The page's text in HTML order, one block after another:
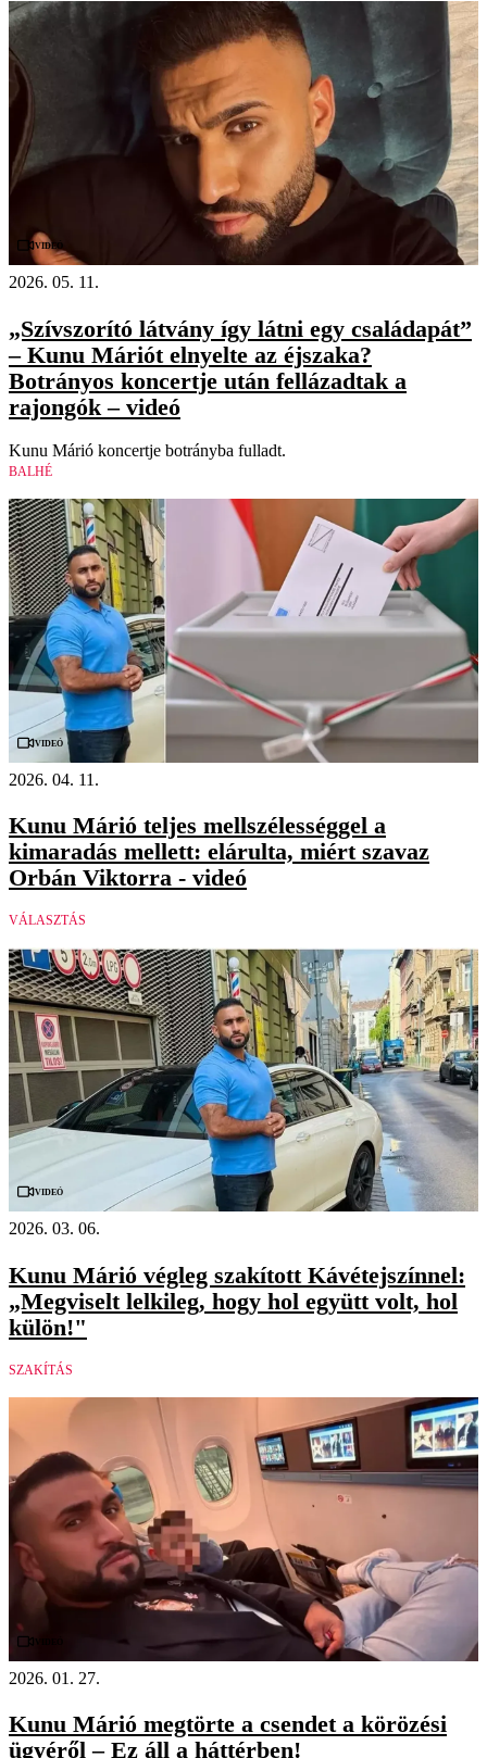
Videó
2026. 05. 11.
„Szívszorító látvány így látni egy családapát”
– Kunu Máriót elnyelte az éjszaka?
Botrányos koncertje után fellázadtak a
rajongók – videó
Kunu Márió koncertje botrányba fulladt.
BALHÉ
Videó
2026. 04. 11.
Kunu Márió teljes mellszélességgel a
kimaradás mellett: elárulta, miért szavaz
Orbán Viktorra - videó
VÁLASZTÁS
Videó
2026. 03. 06.
Kunu Márió végleg szakított Kávétejszínnel:
„Megviselt lelkileg, hogy hol együtt volt, hol
külön!"
SZAKÍTÁS
Videó
2026. 01. 27.
Kunu Márió megtörte a csendet a körözési
ügyéről – Ez áll a háttérben!